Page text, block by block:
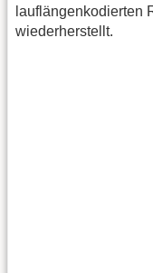
lauflängenkodierten
wiederherstellt.